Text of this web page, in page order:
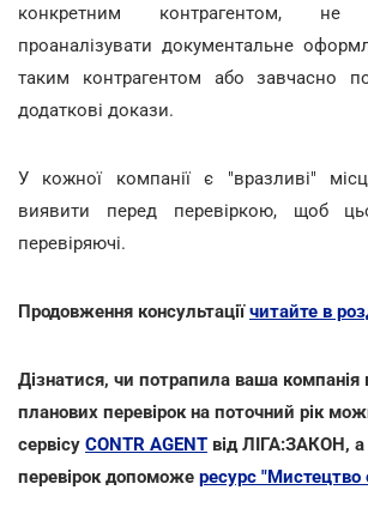
конкретним контрагентом,
проаналізувати документальне
таким контрагентом або завчасно
додаткові докази.
У кожної компанії є "вразливі"
виявити перед перевіркою, щоб
перевіряючі.
Продовження консультаціїчитайте в
Дізнатися, чи потрапила ваша компанія
планових перевірок на поточний рік
сервісу CONTR AGENT від ЛІГА:ЗАКОН, а
перевірок допоможе ресурс "Мистецтво